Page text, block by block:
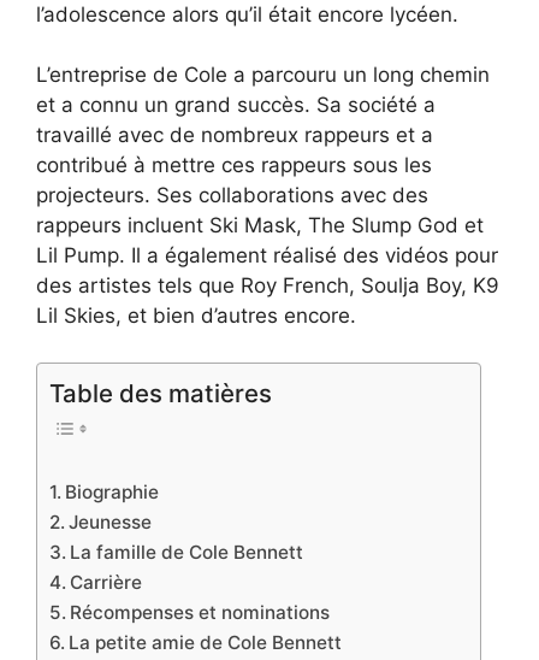
l’adolescence alors qu’il était encore lycéen.
L’entreprise de Cole a parcouru un long chemin
et a connu un grand succès. Sa société a
travaillé avec de nombreux rappeurs et a
contribué à mettre ces rappeurs sous les
projecteurs. Ses collaborations avec des
rappeurs incluent Ski Mask, The Slump God et
Lil Pump. Il a également réalisé des vidéos pour
des artistes tels que Roy French, Soulja Boy, K9
Lil Skies, et bien d’autres encore.
Table des matières
Biographie
Jeunesse
La famille de Cole Bennett
Carrière
Récompenses et nominations
La petite amie de Cole Bennett